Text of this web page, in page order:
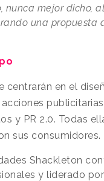
nunca mejor dicho,
una propuesta
centrarán en el
y PR 2.0. Todas
sus consumidores.
Shackleton
y liderado por